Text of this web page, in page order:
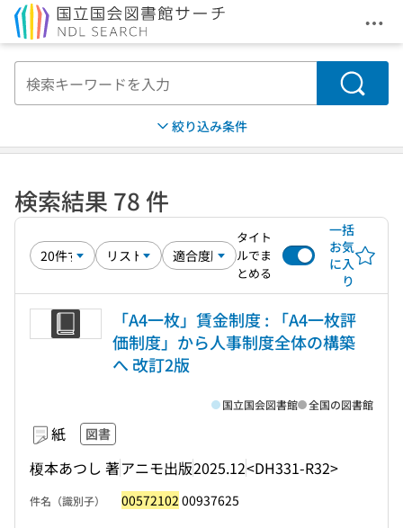
メ
検索
絞り込み条件
検索結果 78 件
タイト
ルでま
とめる
一括
お気
に入
り
「A4一枚」賃金制度 : 「A4一枚評
価制度」から人事制度全体の構築
へ 改訂2版
紙 図書
榎本あつし 著アニモ出版2025.12<DH331-R32>
国立国会図書館 全国の図書館
件名（識別子） 00572102 00937625